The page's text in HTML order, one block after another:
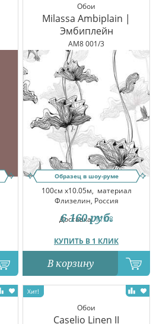
Обои
Milassa Ambiplain |
Эмбиплейн
AM8 001/3
Образец в шоу-руме
100см x10.05м, материал
Флизелин, Россия
Доставка:11.08
КУПИТЬ В 1 КЛИК
6 160 руб.
В корзину
Обои
Caselio Linen II